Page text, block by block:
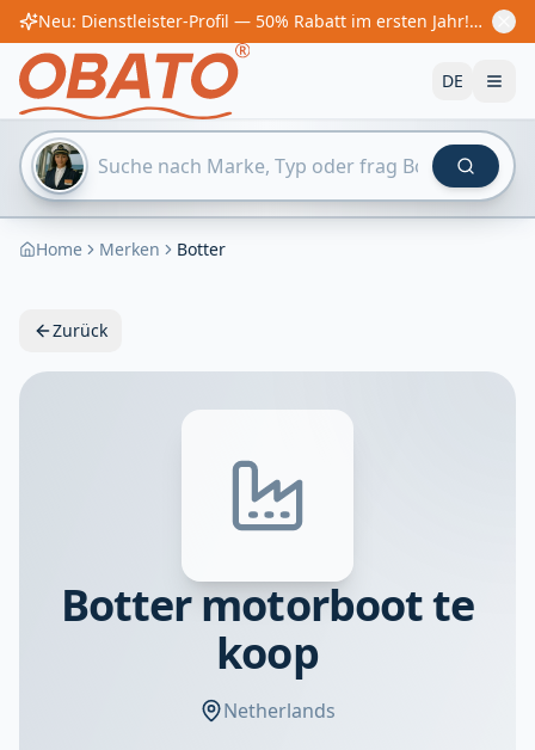
Neu: Dienstleister-Profil — 50% Rabatt im ersten Jahr! Ab €60/Jahr
DE
Home Merken Botter
Zurück
Botter motorboot te
koop
Netherlands